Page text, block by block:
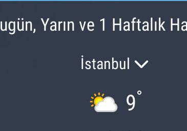
Yarın ve 1 Haftalık
İstanbul
9°